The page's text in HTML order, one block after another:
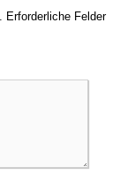
Erforderliche Felder